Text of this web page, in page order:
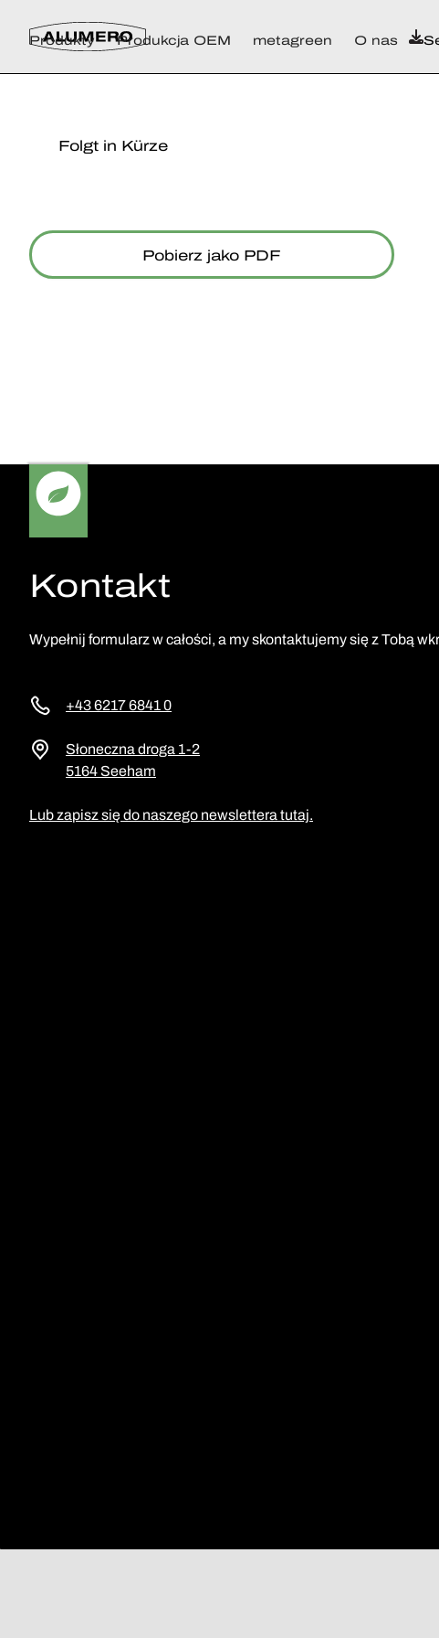
Produkty Produkcja OEM metagreen O nas
Folgt in Kürze
Pobierz jako PDF
Kontakt
Wypełnij formularz w całości, a my skontaktujemy się z Tobą
+43 6217 6841 0
Słoneczna droga 1-2
5164 Seeham
Lub zapisz się do naszego newslettera tutaj.